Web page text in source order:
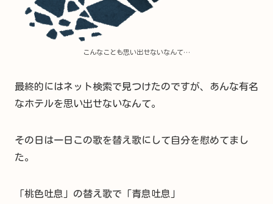
こんなことも思い出せないなんて…
最終的にはネット検索で見つけたのですが、あんな有名
なホテルを思い出せないなんて。
その日は一日この歌を替え歌にして自分を慰めてまし
た。
「桃色吐息」の替え歌で「青息吐息」